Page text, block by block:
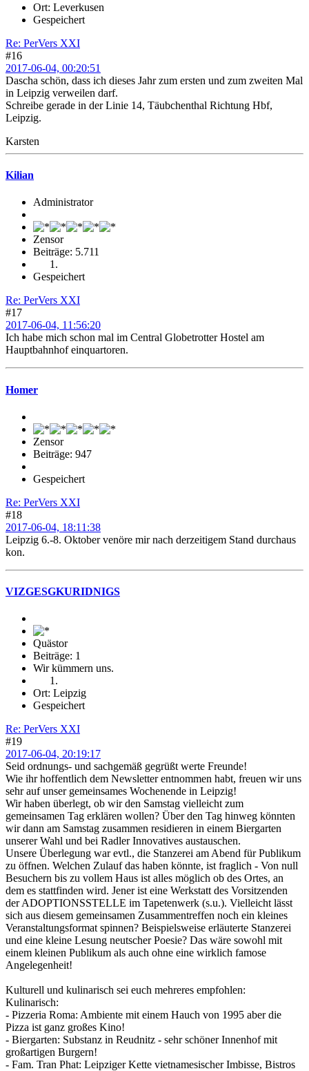
Ort: Leverkusen
Gespeichert
Re: PerVers XXI
#16
2017-06-04, 00:20:51
Dascha schön, dass ich dieses Jahr zum ersten und zum zweiten Mal
in Leipzig verweilen darf.
Schreibe gerade in der Linie 14, Täubchenthal Richtung Hbf,
Leipzig.
Karsten
Kilian
Administrator
Zensor
Beiträge: 5.711
Gespeichert
Re: PerVers XXI
#17
2017-06-04, 11:56:20
Ich habe mich schon mal im Central Globetrotter Hostel am
Hauptbahnhof einquartoren.
Homer
Zensor
Beiträge: 947
Gespeichert
Re: PerVers XXI
#18
2017-06-04, 18:11:38
Leipzig 6.-8. Oktober venöre mir nach derzeitigem Stand durchaus
kon.
VIZGESGKURIDNIGS
Quästor
Beiträge: 1
Wir kümmern uns.
Ort: Leipzig
Gespeichert
Re: PerVers XXI
#19
2017-06-04, 20:19:17
Seid ordnungs- und sachgemäß gegrüßt werte Freunde!
Wie ihr hoffentlich dem Newsletter entnommen habt, freuen wir uns
sehr auf unser gemeinsames Wochenende in Leipzig!
Wir haben überlegt, ob wir den Samstag vielleicht zum
gemeinsamen Tag erklären wollen? Über den Tag hinweg könnten
wir dann am Samstag zusammen residieren in einem Biergarten
unserer Wahl und bei Radler Innovatives austauschen.
Unsere Überlegung war evtl., die Stanzerei am Abend für Publikum
zu öffnen. Welchen Zulauf das haben könnte, ist fraglich - Von null
Besuchern bis zu vollem Haus ist alles möglich ob des Ortes, an
dem es stattfinden wird. Jener ist eine Werkstatt des Vorsitzenden
der ADOPTIONSSTELLE im Tapetenwerk (s.u.). Vielleicht lässt
sich aus diesem gemeinsamen Zusammentreffen noch ein kleines
Veranstaltungsformat spinnen? Beispielsweise erläuterte Stanzerei
und eine kleine Lesung neutscher Poesie? Das wäre sowohl mit
einem kleinen Publikum als auch ohne eine wirklich famose
Angelegenheit!
Kulturell und kulinarisch sei euch mehreres empfohlen:
Kulinarisch:
- Pizzeria Roma: Ambiente mit einem Hauch von 1995 aber die
Pizza ist ganz großes Kino!
- Biergarten: Substanz in Reudnitz - sehr schöner Innenhof mit
großartigen Burgern!
- Fam. Tran Phat: Leipziger Kette vietnamesischer Imbisse, Bistros